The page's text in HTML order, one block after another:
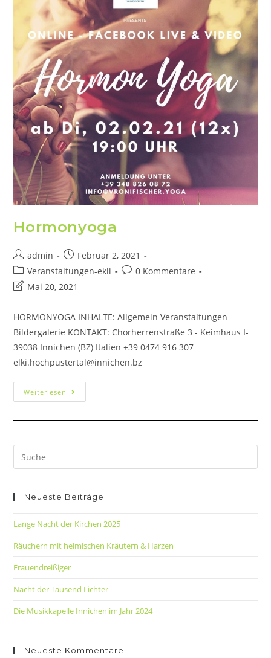
Hormonyoga
admin
Februar 2, 2021
Veranstaltungen-ekli
0 Kommentare
Mai 20, 2021
HORMONYOGA INHALTE: Allgemein Veranstaltungen
Bildergalerie KONTAKT: Chorherrenstraße 3 - Keimhaus I-
39038 Innichen (BZ) Italien +39 0474 916 307
elki.hochpustertal@innichen.bz
Weiterlesen
Neueste Beiträge
Lange Nacht der Kirchen 2025
Räuchern mit heimischen Kräutern & Harzen
Frauendreißiger
Nacht der Tausend Lichter
Die Musikkapelle Innichen im Jahr 2024
Neueste Kommentare